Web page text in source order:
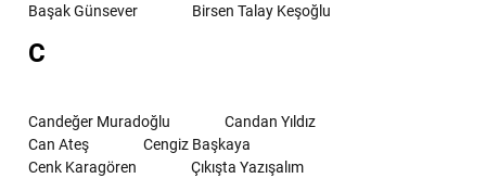
Başak Günsever
Birsen Talay Keşoğlu
C
Candeğer Muradoğlu
Candan Yıldız
Can Ateş
Cengiz Başkaya
Cenk Karagören
Çıkışta Yazışalım